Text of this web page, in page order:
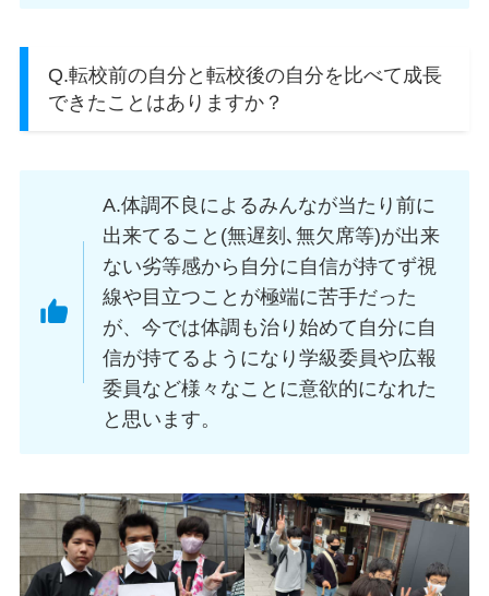
Q.転校前の自分と転校後の自分を比べて成長
できたことはありますか？
A.体調不良によるみんなが当たり前に
出来てること(無遅刻､無欠席等)が出来
ない劣等感から自分に自信が持てず視
線や目立つことが極端に苦手だった
が、今では体調も治り始めて自分に自
信が持てるようになり学級委員や広報
委員など様々なことに意欲的になれた
と思います。